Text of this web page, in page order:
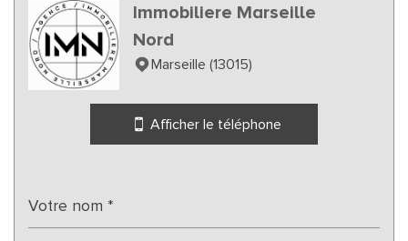
Bureau de poste
Mairie
statistiques
Nous n'avons pas pu déterminer de statistiques pour
Immobiliere Marseille
Nord
Marseille (13015)
Afficher le téléphone